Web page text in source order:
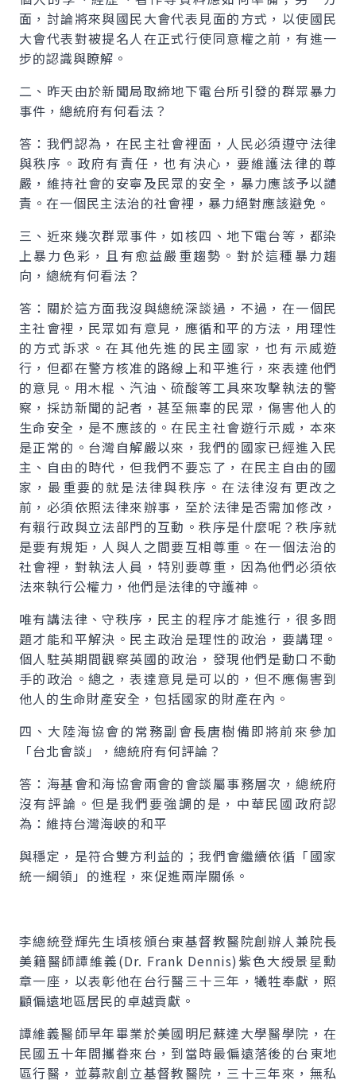
面，討論將來與國民大會代表見面的方式，以使國民
大會代表對被提名人在正式行使同意權之前，有進一
步的認識與瞭解。
二、昨天由於新聞局取締地下電台所引發的群眾暴力
事件，總統府有何看法？
答：我們認為，在民主社會裡面，人民必須遵守法律
與秩序。政府有責任，也有決心，要維護法律的尊
嚴，維持社會的安寧及民眾的安全，暴力應該予以譴
責。在一個民主法治的社會裡，暴力絕對應該避免。
三、近來幾次群眾事件，如核四、地下電台等，都染
上暴力色彩，且有愈益嚴重趨勢。對於這種暴力趨
向，總統有何看法？
答：關於這方面我沒與總統深談過，不過，在一個民
主社會裡，民眾如有意見，應循和平的方法，用理性
的方式訴求。在其他先進的民主國家，也有示威遊
行，但都在警方核准的路線上和平進行，來表達他們
的意見。用木棍、汽油、硫酸等工具來攻擊執法的警
察，採訪新聞的記者，甚至無辜的民眾，傷害他人的
生命安全，是不應該的。在民主社會遊行示威，本來
是正常的。台灣自解嚴以來，我們的國家已經進入民
主、自由的時代，但我們不要忘了，在民主自由的國
家，最重要的就是法律與秩序。在法律沒有更改之
前，必須依照法律來辦事，至於法律是否需加修改，
有賴行政與立法部門的互動。秩序是什麼呢？秩序就
是要有規矩，人與人之間要互相尊重。在一個法治的
社會裡，對執法人員，特別要尊重，因為他們必須依
法來執行公權力，他們是法律的守護神。
唯有講法律、守秩序，民主的程序才能進行，很多問
題才能和平解決。民主政治是理性的政治，要講理。
個人駐英期間觀察英國的政治，發現他們是動口不動
手的政治。總之，表達意見是可以的，但不應傷害到
他人的生命財產安全，包括國家的財產在內。
四、大陸海協會的常務副會長唐樹備即將前來參加
「台北會談」，總統府有何評論？
答：海基會和海協會兩會的會談屬事務層次，總統府
沒有評論。但是我們要強調的是，中華民國政府認
為：維持台灣海峽的和平
與穩定，是符合雙方利益的；我們會繼續依循「國家
統一綱領」的進程，來促進兩岸關係。
李總統登輝先生頃核頒台東基督教醫院創辦人兼院長
美籍醫師譚維義(Dr. Frank Dennis)紫色大綬景星勳
章一座，以表彰他在台行醫三十三年，犧牲奉獻，照
顧偏遠地區居民的卓越貢獻。
譚維義醫師早年畢業於美國明尼蘇達大學醫學院，在
民國五十年間攜眷來台，到當時最偏遠落後的台東地
區行醫，並募款創立基督教醫院，三十三年來，無私